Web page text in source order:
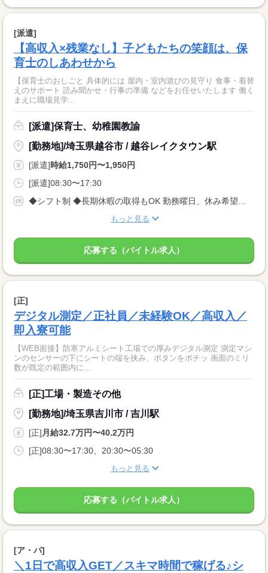
[派遣]
【高収入×残業なし】子どもたちの笑顔は、保
育士のしあわせから
【保育士のおしごと 具体的には 屋内・室内遊びの見守り 食事・着替
えのサポート 読み聞かせ・行事の準備 などをお任せいたします 働く
まえに職場見学...
[派遣]保育士、幼稚園教諭
[勤務地]/埼玉県越谷市 / 越谷レイクタウン駅
[派遣]時給1,750円〜1,950円
[派遣]08:30〜17:30
もっと見る
応募する（バイトル求人）
[正]
デジタル測定／正社員／未経験OK／高収入／
即入寮可能
【WEB面接】防寒アルミシート工場での厚みデジタル測定 測定マシ
ンのセンサーの下にシートの端を挟み、ボタンをポチッ 画面のミリ
数が既定の範囲内に...
[正]工場・製造その他
[勤務地]/埼玉県吉川市 / 吉川駅
[正] 月給32.7万円〜40.2万円
[正]08:30〜17:30、20:30〜05:30
もっと見る
応募する（バイトル求人）
[ア・パ]
＼1日で高収入GET／スキマ時間で稼げる♪シ